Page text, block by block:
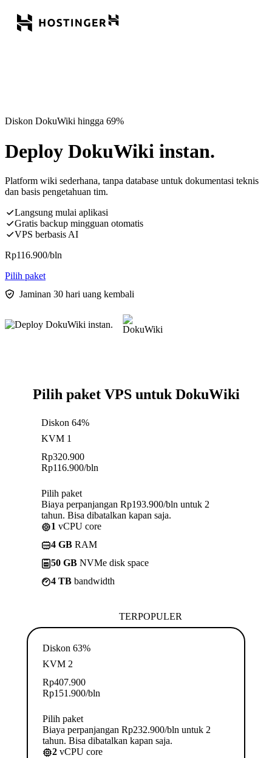
Diskon DokuWiki hingga 69%
Deploy DokuWiki instan.
Platform wiki sederhana, tanpa database untuk dokumentasi teknis
dan basis pengetahuan tim.
Langsung mulai aplikasi
Gratis backup mingguan otomatis
VPS berbasis AI
Rp116.900/bln
Pilih paket
Jaminan 30 hari uang kembali
Pilih paket VPS untuk DokuWiki
Diskon 64%
KVM 1
Rp320.900
Rp116.900/bln
Pilih paket
Biaya perpanjangan Rp193.900/bln untuk 2
tahun. Bisa dibatalkan kapan saja.
1 vCPU core
4 GB RAM
50 GB NVMe disk space
4 TB bandwidth
TERPOPULER
Diskon 63%
KVM 2
Rp407.900
Rp151.900/bln
Pilih paket
Biaya perpanjangan Rp232.900/bln untuk 2
tahun. Bisa dibatalkan kapan saja.
2 vCPU core